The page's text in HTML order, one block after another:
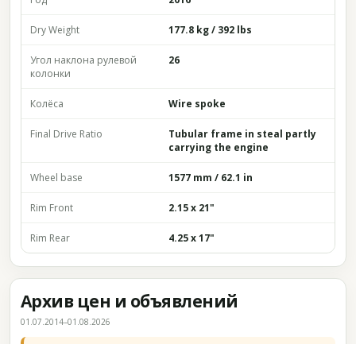
Dry Weight 177.8 kg / 392 lbs
Угол наклона рулевой
колонки
26
Колёса Wire spoke
Final Drive Ratio
Tubular frame in steal partly
carrying the engine
Wheel base 1577 mm / 62.1 in
Rim Front 2.15 x 21"
Rim Rear 4.25 x 17"
Архив цен и объявлений
01.07.2014–01.08.2026